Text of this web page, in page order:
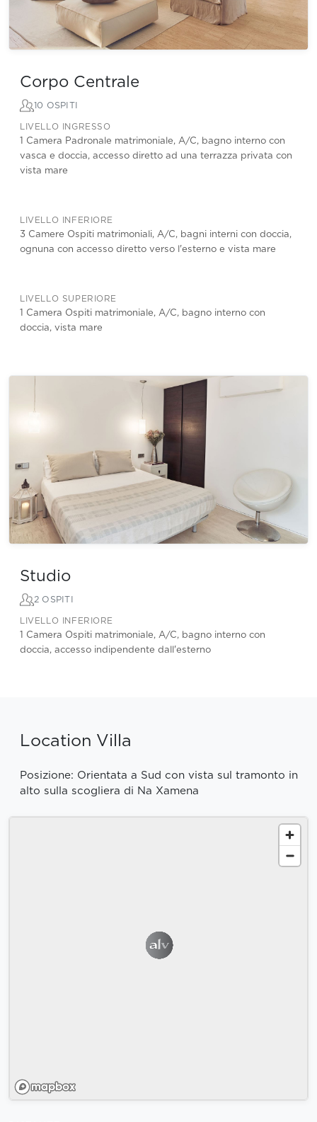
Corpo Centrale
10 OSPITI
LIVELLO INGRESSO
1 Camera Padronale matrimoniale, A/C, bagno interno con
vasca e doccia, accesso diretto ad una terrazza privata con
vista mare
LIVELLO INFERIORE
3 Camere Ospiti matrimoniali, A/C, bagni interni con doccia,
ognuna con accesso diretto verso l'esterno e vista mare
LIVELLO SUPERIORE
1 Camera Ospiti matrimoniale, A/C, bagno interno con
doccia, vista mare
Studio
2 OSPITI
LIVELLO INFERIORE
1 Camera Ospiti matrimoniale, A/C, bagno interno con
doccia, accesso indipendente dall'esterno
Location Villa
Posizione: Orientata a Sud con vista sul tramonto in
alto sulla scogliera di Na Xamena